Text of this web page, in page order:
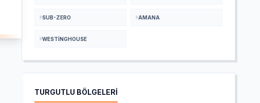
SUB-ZERO AMANA
WESTINGHOUSE
TURGUTLU BÖLGELERİ